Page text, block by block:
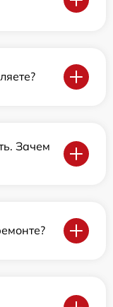
Зачем